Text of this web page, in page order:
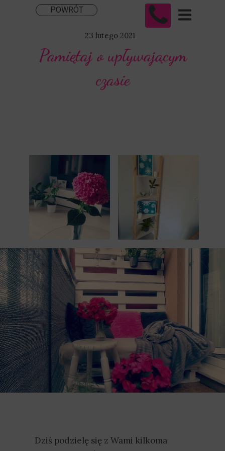
Dziś podzielę się z Wami kilkoma
POWRÓT
23 lutego 2021
Pamiętaj o upływającym
czasie